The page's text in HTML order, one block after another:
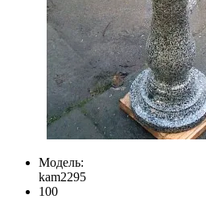
Модель:
kam2295
100